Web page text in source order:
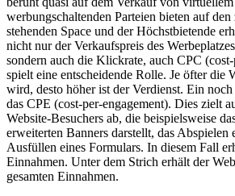
werbungschaltenden Parteien bieten auf
stehenden Space und der Höchstbietende
nicht nur der Verkaufspreis des
sondern auch die Klickrate, auch CPC
spielt eine entscheidende Rolle. Je öfter die
wird, desto höher ist der Verdienst. Ein
das CPE (cost-per-engagement). Dies zielt
Website-Besuchers ab, die beispielsweise
erweiterten Banners darstellt, das Abspielen
Ausfüllen eines Formulars. In diesem Fall
Einnahmen. Unter dem Strich erhält der
gesamten Einnahmen.